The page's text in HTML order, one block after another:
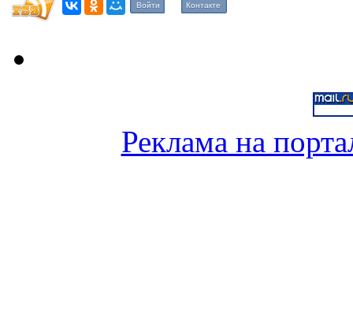
Войти Контакте
Реклама на